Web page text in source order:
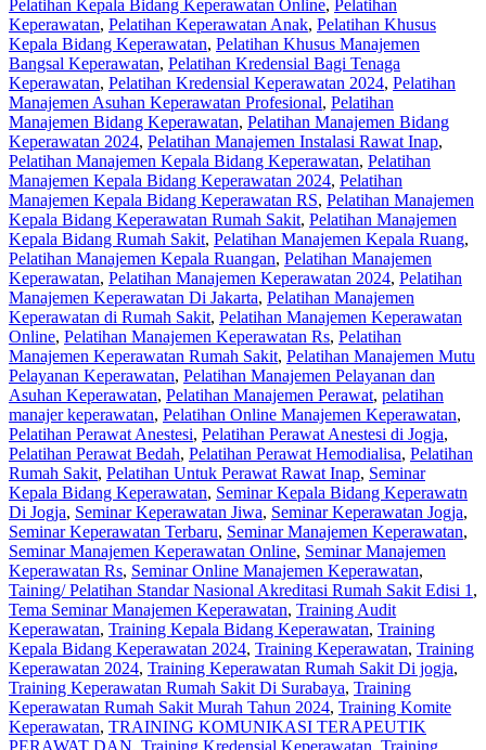
Pelatihan Kepala Bidang Keperawatan Online, Pelatihan
Keperawatan, Pelatihan Keperawatan Anak, Pelatihan Khusus
Kepala Bidang Keperawatan, Pelatihan Khusus Manajemen
Bangsal Keperawatan, Pelatihan Kredensial Bagi Tenaga
Keperawatan, Pelatihan Kredensial Keperawatan 2024, Pelatihan
Manajemen Asuhan Keperawatan Profesional, Pelatihan
Manajemen Bidang Keperawatan, Pelatihan Manajemen Bidang
Keperawatan 2024, Pelatihan Manajemen Instalasi Rawat Inap,
Pelatihan Manajemen Kepala Bidang Keperawatan, Pelatihan
Manajemen Kepala Bidang Keperawatan 2024, Pelatihan
Manajemen Kepala Bidang Keperawatan RS, Pelatihan Manajemen
Kepala Bidang Keperawatan Rumah Sakit, Pelatihan Manajemen
Kepala Bidang Rumah Sakit, Pelatihan Manajemen Kepala Ruang,
Pelatihan Manajemen Kepala Ruangan, Pelatihan Manajemen
Keperawatan, Pelatihan Manajemen Keperawatan 2024, Pelatihan
Manajemen Keperawatan Di Jakarta, Pelatihan Manajemen
Keperawatan di Rumah Sakit, Pelatihan Manajemen Keperawatan
Online, Pelatihan Manajemen Keperawatan Rs, Pelatihan
Manajemen Keperawatan Rumah Sakit, Pelatihan Manajemen Mutu
Pelayanan Keperawatan, Pelatihan Manajemen Pelayanan dan
Asuhan Keperawatan, Pelatihan Manajemen Perawat, pelatihan
manajer keperawatan, Pelatihan Online Manajemen Keperawatan,
Pelatihan Perawat Anestesi, Pelatihan Perawat Anestesi di Jogja,
Pelatihan Perawat Bedah, Pelatihan Perawat Hemodialisa, Pelatihan
Rumah Sakit‎, Pelatihan Untuk Perawat Rawat Inap, Seminar
Kepala Bidang Keperawatan, Seminar Kepala Bidang Keperawatn
Di Jogja, Seminar Keperawatan Jiwa, Seminar Keperawatan Jogja,
Seminar Keperawatan Terbaru, Seminar Manajemen Keperawatan,
Seminar Manajemen Keperawatan Online, Seminar Manajemen
Keperawatan Rs, Seminar Online Manajemen Keperawatan,
Taining/ Pelatihan Standar Nasional Akreditasi Rumah Sakit Edisi 1 ,
Tema Seminar Manajemen Keperawatan, Training Audit
Keperawatan, Training Kepala Bidang Keperawatan, Training
Kepala Bidang Keperawatan 2024, Training Keperawatan, Training
Keperawatan 2024, Training Keperawatan Rumah Sakit Di jogja,
Training Keperawatan Rumah Sakit Di Surabaya, Training
Keperawatan Rumah Sakit Murah Tahun 2024, Training Komite
Keperawatan, TRAINING KOMUNIKASI TERAPEUTIK
PERAWAT DAN, Training Kredensial Keperawatan, Training